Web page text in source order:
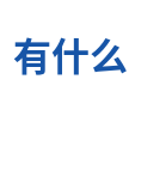
什么